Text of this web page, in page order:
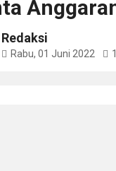
Redaksi
Rabu, 01 Juni 2022